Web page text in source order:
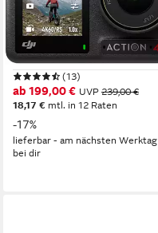
Combo Camcorder
4K Ultra HD Auflösung Video
microSD
Speicherformat
10 MP Auflösung Foto
(13)
ab 199,00 € UVP 239,00 €
18,17 € mtl. in 12 Raten
-17%
lieferbar - am nächsten Werktag
bei dir